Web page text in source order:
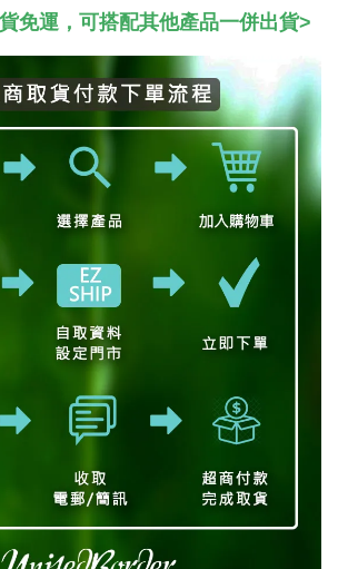
免運，可搭配其他產品一併出貨>